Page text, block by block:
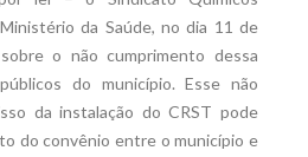
da Saúde, no dia 11 de
sobre o não cumprimento dessa
do município. Esse não
da instalação do CRST pode
do convênio entre o município e